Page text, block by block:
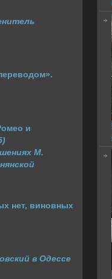
и
М.
нет, виновных
в Одессе